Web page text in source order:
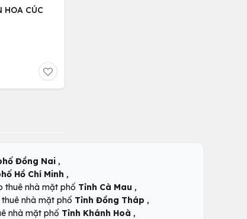
HOA CÚC
Đồng Nai ,
Hồ Chí Minh ,
thuê nhà mặt phố Tỉnh Cà Mau ,
thuê nhà mặt phố Tỉnh Đồng Tháp ,
nhà mặt phố Tỉnh Khánh Hoà ,